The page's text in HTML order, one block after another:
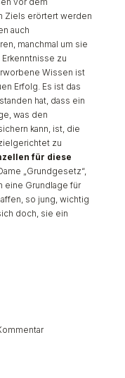
Ziels erörtert werden
auch
manchmal um sie
zu
Wissen ist
Erfolg. Es ist das
hat, dass ein
was den
kann, ist, die
zu
für diese
„Grundgesetz“,
eine Grundlage für
so jung, wichtig
doch, sie ein